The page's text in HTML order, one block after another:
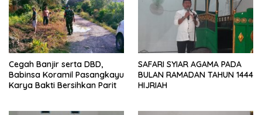
Cegah Banjir serta DBD,
Babinsa Koramil Pasangkayu
Karya Bakti Bersihkan Parit
SAFARI SYIAR AGAMA PADA
BULAN RAMADAN TAHUN 1444
HIJRIAH